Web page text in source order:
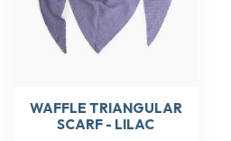
WAFFLE TRIANGULAR
SCARF - LILAC